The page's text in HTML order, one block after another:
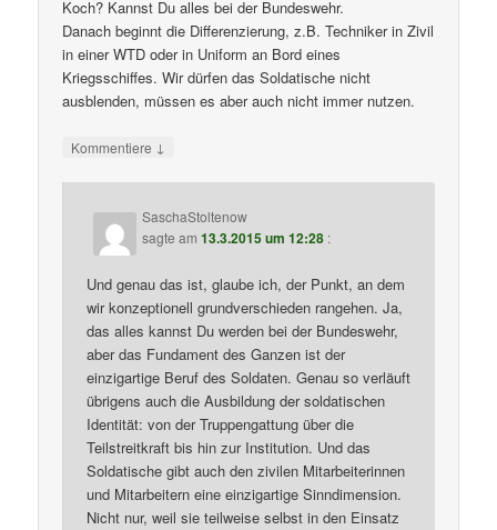
Koch? Kannst Du alles bei der Bundeswehr.
Danach beginnt die Differenzierung, z.B. Techniker in Zivil
in einer WTD oder in Uniform an Bord eines
Kriegsschiffes. Wir dürfen das Soldatische nicht
ausblenden, müssen es aber auch nicht immer nutzen.
Kommentiere ↓
SaschaStoltenow
sagte am13.3.2015 um 12:28 :
Und genau das ist, glaube ich, der Punkt, an dem
wir konzeptionell grundverschieden rangehen. Ja,
das alles kannst Du werden bei der Bundeswehr,
aber das Fundament des Ganzen ist der
einzigartige Beruf des Soldaten. Genau so verläuft
übrigens auch die Ausbildung der soldatischen
Identität: von der Truppengattung über die
Teilstreitkraft bis hin zur Institution. Und das
Soldatische gibt auch den zivilen Mitarbeiterinnen
und Mitarbeitern eine einzigartige Sinndimension.
Nicht nur, weil sie teilweise selbst in den Einsatz